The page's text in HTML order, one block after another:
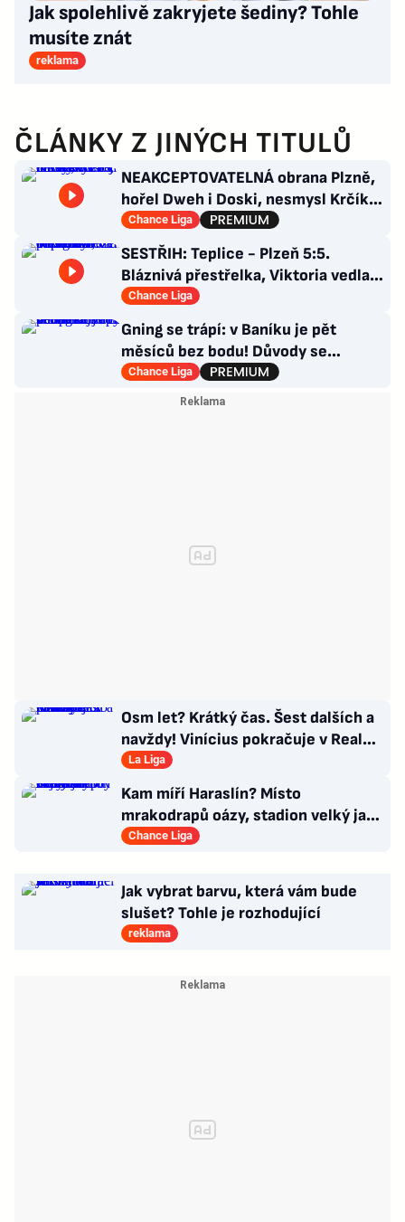
Jak spolehlivě zakryjete šediny? Tohle
musíte znát
reklama
ČLÁNKY Z JINÝCH TITULŮ
NEAKCEPTOVATELNÁ obrana Plzně,
hořel Dweh i Doski, nesmysl Krčíka.
Ustojí to Hyský?
Chance Liga
SESTŘIH: Teplice - Plzeň 5:5.
Bláznivá přestřelka, Viktoria vedla o
tři góly. Krčíkova červená
Chance Liga
Gning se trápí: v Baníku je pět
měsíců bez bodu! Důvody se
opakují u tří trenérů
Chance Liga
Osm let? Krátký čas. Šest dalších a
navždy! Vinícius pokračuje v Realu,
za 25 milionů eur
La Liga
Kam míří Haraslín? Místo
mrakodrapů oázy, stadion velký jak
v Plzni. Byl by největší hvězdou
Chance Liga
Jak vybrat barvu, která vám bude
slušet? Tohle je rozhodující
reklama